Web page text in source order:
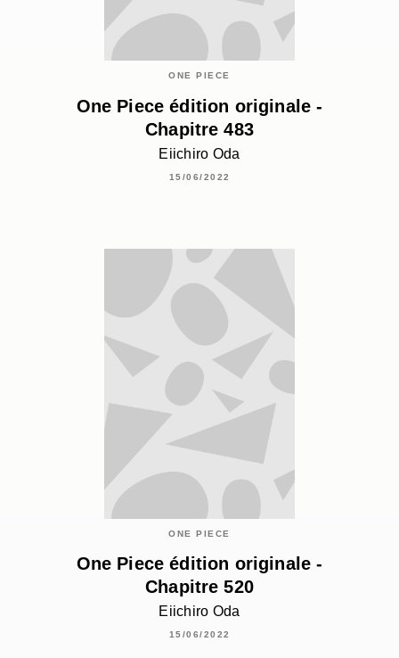
ONE PIECE
One Piece édition originale -
Chapitre 483
Eiichiro Oda
15/06/2022
ONE PIECE
One Piece édition originale -
Chapitre 520
Eiichiro Oda
15/06/2022